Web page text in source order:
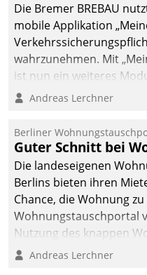
Die Bremer BREBAU
mobile Applikation
wahrzunehmen. Mit
ist nun ein weiteres
Einsatz.
Andreas Lerchner
Berliner
Guter Schnitt bei
Die landeseigenen
Berlins bieten ihren
Chance, die Wohnung
Wohnungstauschportal
Nutzung des knappen
Anwendungsfall für
Andreas Lerchner